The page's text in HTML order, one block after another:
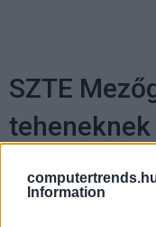
Information
SZTE